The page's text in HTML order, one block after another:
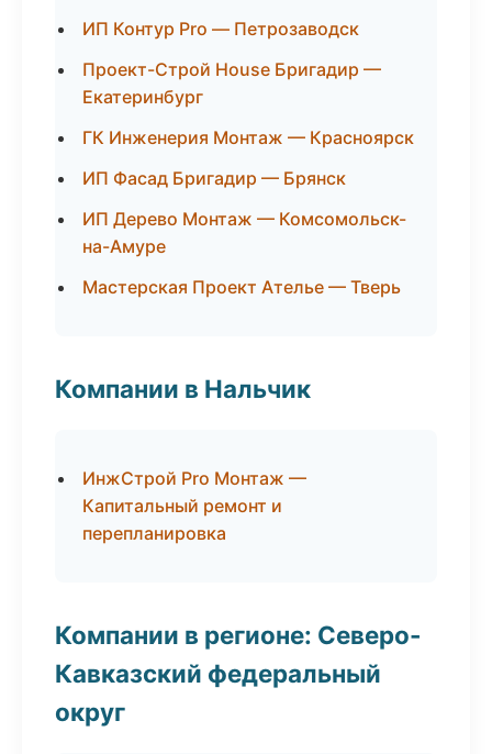
ИП Контур Pro — Петрозаводск
Проект-Строй House Бригадир —
Екатеринбург
ГК Инженерия Монтаж — Красноярск
ИП Фасад Бригадир — Брянск
ИП Дерево Монтаж — Комсомольск-
на-Амуре
Мастерская Проект Ателье — Тверь
Компании в Нальчик
ИнжСтрой Pro Монтаж —
Капитальный ремонт и
перепланировка
Компании в регионе: Северо-
Кавказский федеральный
округ